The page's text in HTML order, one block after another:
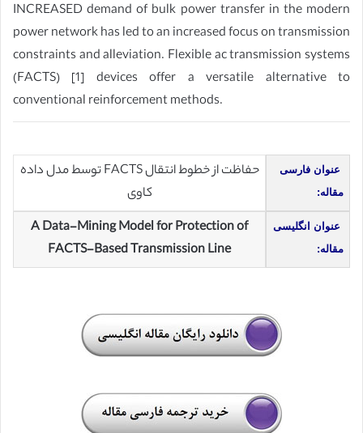
INCREASED demand of bulk power transfer in the modern
power network has led to an increased focus on transmission
constraints and alleviation. Flexible ac transmission systems
(FACTS) [1] devices offer a versatile alternative to
conventional reinforcement methods.
عنوان فارسی
مقاله:
حفاظت از خطوط انتقال FACTS توسط مدل داده
کاوی
عنوان انگلیسی
مقاله:
A Data-Mining Model for Protection of
FACTS-Based Transmission Line